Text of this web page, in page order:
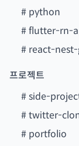
# python
#flutter-rn-
# react-
프로젝트
#side-
#twitter-
# portfolio